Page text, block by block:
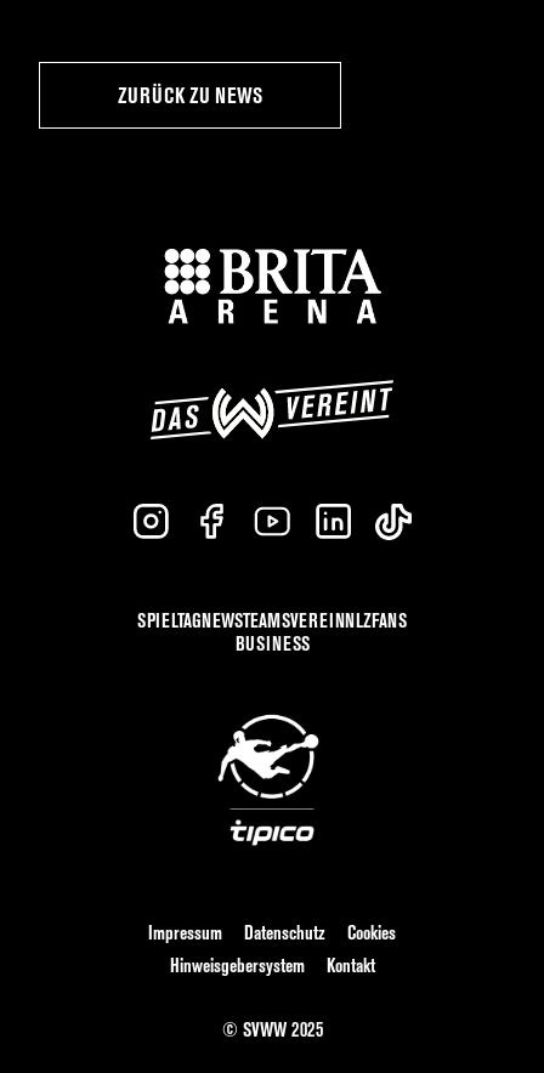
ZURÜCK ZU NEWS
SPIELTAGNEWSTEAMSVEREINNLZFANS
BUSINESS
Impressum Datenschutz
Cookies
Hinweisgebersystem
Kontakt
© SVWW 2025